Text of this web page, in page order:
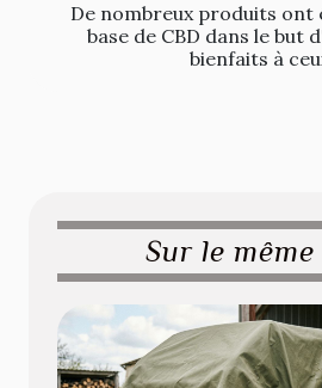
De nombreux produits ont
base de CBD dans le but
bienfaits à
Sur le